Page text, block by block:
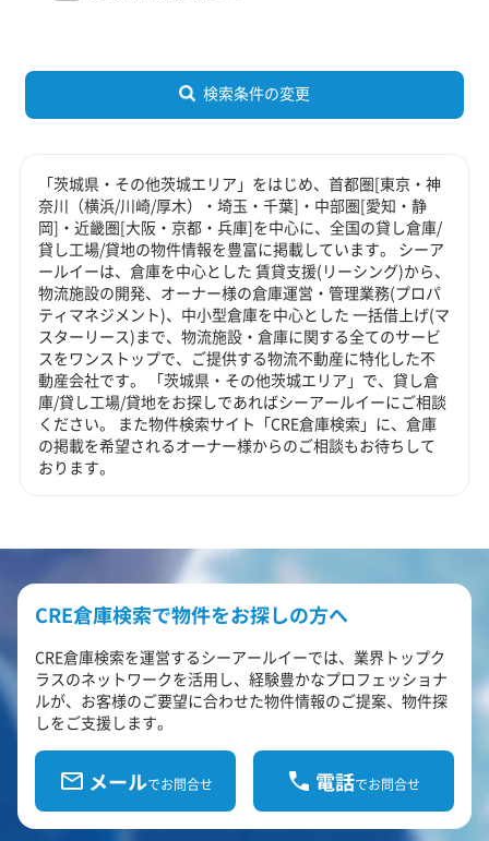
検索条件の変更
「茨城県・その他茨城エリア」をはじめ、首都圏[東京・神
奈川（横浜/川崎/厚木）・埼玉・千葉]・中部圏[愛知・静
岡]・近畿圏[大阪・京都・兵庫]を中心に、全国の貸し倉庫/
貸し工場/貸地の物件情報を豊富に掲載しています。 シーア
ールイーは、倉庫を中心とした 賃貸支援(リーシング)から、
物流施設の開発、オーナー様の倉庫運営・管理業務(プロパ
ティマネジメント)、中小型倉庫を中心とした 一括借上げ(マ
スターリース)まで、物流施設・倉庫に関する全てのサービ
スをワンストップで、ご提供する物流不動産に特化した不
動産会社です。 「茨城県・その他茨城エリア」で、貸し倉
庫/貸し工場/貸地をお探しであればシーアールイーにご相談
ください。 また物件検索サイト「CRE倉庫検索」に、倉庫
の掲載を希望されるオーナー様からのご相談もお待ちして
おります。
CRE倉庫検索で物件をお探しの方へ
CRE倉庫検索を運営するシーアールイーでは、業界トップク
ラスのネットワークを活用し、経験豊かなプロフェッショナ
ルが、お客様のご要望に合わせた物件情報のご提案、物件探
しをご支援します。
メールでお問合せ 電話でお問合せ